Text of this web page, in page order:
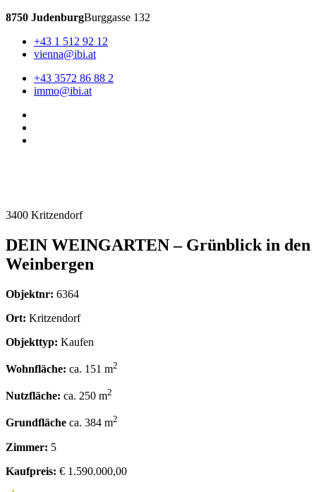
8750 JudenburgBurggasse 132
+43 1 512 92 12
vienna@ibi.at
+43 3572 86 88 2
immo@ibi.at
3400 Kritzendorf
DEIN WEINGARTEN – Grünblick in den
Weinbergen
Objektnr: 6364
Ort: Kritzendorf
Objekttyp: Kaufen
Wohnfläche: ca. 151 m2
Nutzfläche: ca. 250 m2
Grundfläche ca. 384 m2
Zimmer: 5
Kaufpreis: € 1.590.000,00